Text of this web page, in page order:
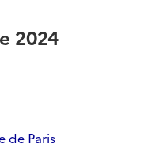
2024
de Paris